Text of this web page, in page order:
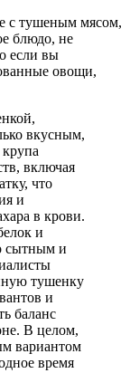
с тушеным мясом,
блюдо, не
если вы
овощи,
вкусным,
включая
что
и
в крови.
и
сытным и
тушенку
и
баланс
В целом,
вариантом
время